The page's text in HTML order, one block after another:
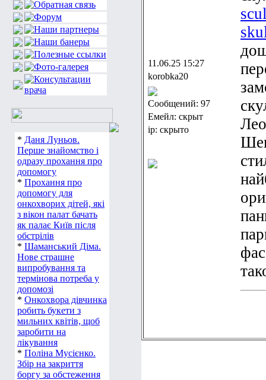
* Даня Луньов.
Перше знайомство і
одразу прохання про
допомогу
* Прохання про
допомогу для
онкохворих дітей, які
з вікон палат бачать
як палає Київ після
обстрілів
* Шаманський Діма.
Нове страшне
випробування та
термінова потреба у
допомозі
* Онкохвора дівчинка
робить букети з
мильних квітів, щоб
заробити на
лікування
* Поліна Мусієнко.
Збір на закриття
боргу за обстеження
11.06.25 15:27
korobka20
Сообщений: 97
Емейл: скрыт
ip: скрыто